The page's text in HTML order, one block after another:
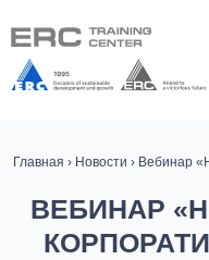
Главная › Новости › Вебинар
ВЕБИНАР